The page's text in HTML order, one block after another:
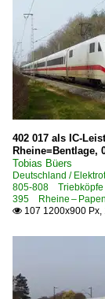
BR
1 212
402 017 als IC-
Rheine=Bentlage,
Tobias Büers
Deutschland /
805-808 Triebköpfe
395 Rheine –
 107 1200x900 Px,